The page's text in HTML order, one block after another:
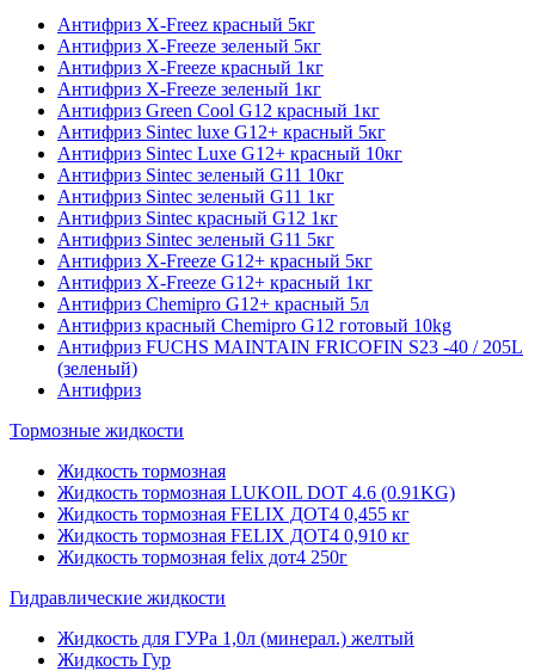
Антифриз X-Freez красный 5кг
Антифриз X-Freeze зеленый 5кг
Антифриз X-Freeze красный 1кг
Антифриз X-Freeze зеленый 1кг
Антифриз Green Cool G12 красный 1кг
Антифриз Sintec luxe G12+ красный 5кг
Антифриз Sintec Luxe G12+ красный 10кг
Антифриз Sintec зеленый G11 10кг
Антифриз Sintec зеленый G11 1кг
Антифриз Sintec красный G12 1кг
Антифриз Sintec зеленый G11 5кг
Антифриз X-Freeze G12+ красный 5кг
Антифриз X-Freeze G12+ красный 1кг
Антифриз Chemipro G12+ красный 5л
Антифриз красный Chemipro G12 готовый 10kg
Антифриз FUCHS MAINTAIN FRICOFIN S23 -40 / 205L
(зеленый)
Антифриз
Тормозные жидкости
Жидкость тормозная
Жидкость тормозная LUKOIL DOT 4.6 (0.91KG)
Жидкость тормозная FELIX ДОТ4 0,455 кг
Жидкость тормозная FELIX ДОТ4 0,910 кг
Жидкость тормозная felix дот4 250г
Гидравлические жидкости
Жидкость для ГУРа 1,0л (минерал.) желтый
Жидкость Гур